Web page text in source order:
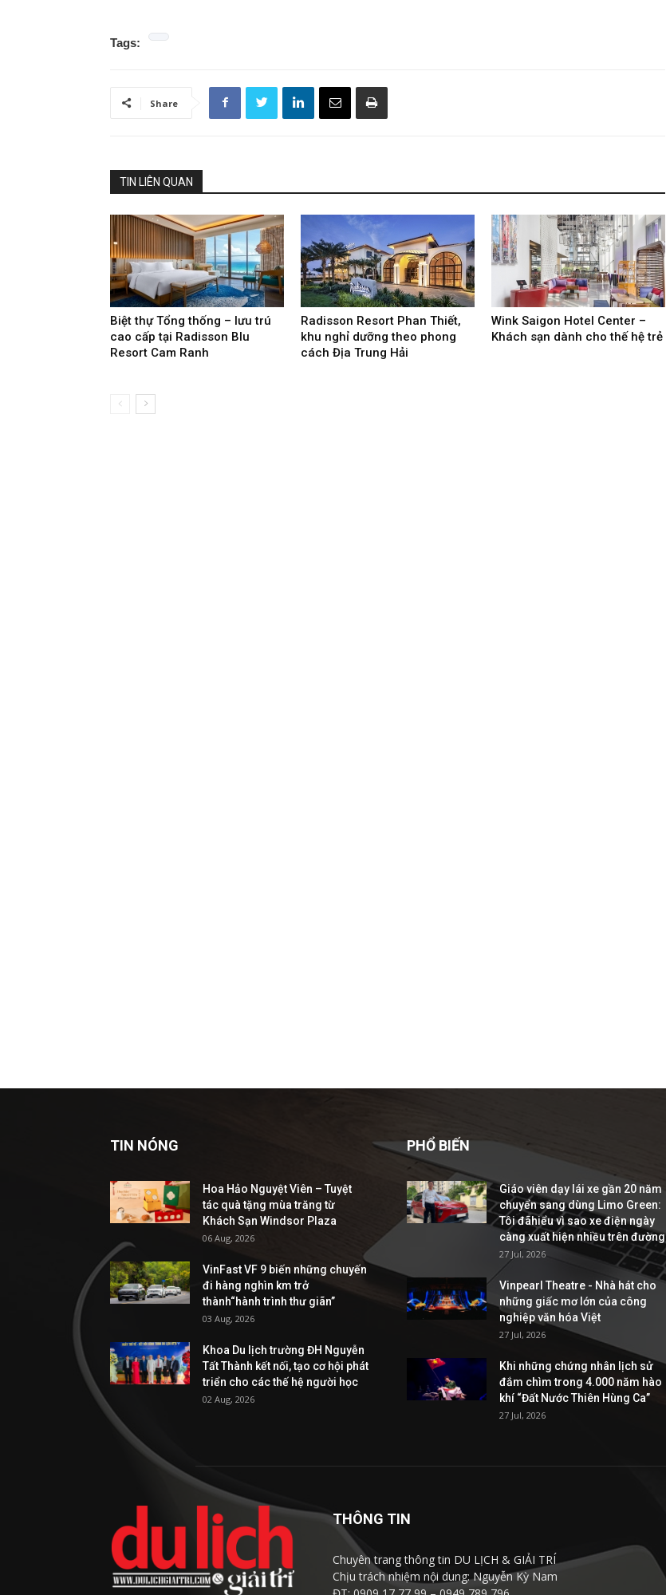
Tags:
Share
TIN LIÊN QUAN
Biệt thự Tổng thống – lưu trú
cao cấp tại Radisson Blu
Resort Cam Ranh
Radisson Resort Phan Thiết,
khu nghỉ dưỡng theo phong
cách Địa Trung Hải
Wink Saigon Hotel Center –
Khách sạn dành cho thế hệ trẻ
TIN NÓNG
Hoa Hảo Nguyệt Viên – Tuyệt
tác quà tặng mùa trăng từ
Khách Sạn Windsor Plaza
06 Aug, 2026
VinFast VF 9 biến những chuyến
đi hàng nghìn km trở
thành“hành trình thư giãn”
03 Aug, 2026
Khoa Du lịch trường ĐH Nguyễn
Tất Thành kết nối, tạo cơ hội phát
triển cho các thế hệ người học
02 Aug, 2026
PHỔ BIẾN
Giáo viên dạy lái xe gần 20 năm
chuyển sang dùng Limo Green:
Tôi đãhiểu vì sao xe điện ngày
càng xuất hiện nhiều trên đường
27 Jul, 2026
Vinpearl Theatre - Nhà hát cho
những giấc mơ lớn của công
nghiệp văn hóa Việt
27 Jul, 2026
Khi những chứng nhân lịch sử
đắm chìm trong 4.000 năm hào
khí “Đất Nước Thiên Hùng Ca”
27 Jul, 2026
THÔNG TIN
Chuyên trang thông tin DU LỊCH & GIẢI TRÍ
Chịu trách nhiệm nội dung: Nguyễn Kỳ Nam